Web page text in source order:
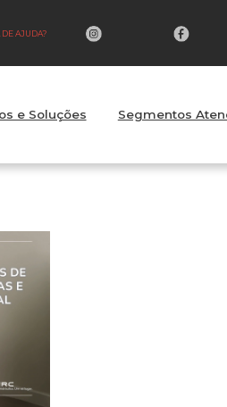
DE AJUDA?
e Soluções Segmentos